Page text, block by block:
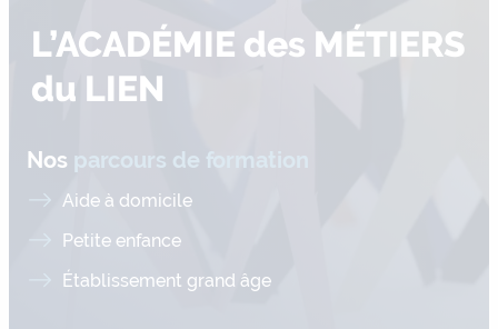
L’ACADÉMIE des MÉTIERS
du LIEN
Nos parcours de formation
Aide à domicile
Petite enfance
Établissement grand âge